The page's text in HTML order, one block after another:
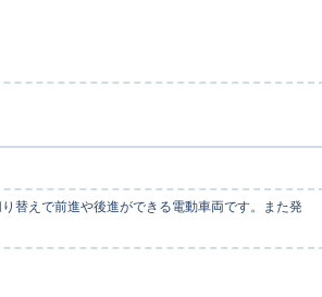
替えで前進や後進ができる電動車両です。また発